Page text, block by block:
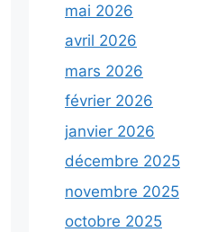
mai 2026
avril 2026
mars 2026
février 2026
janvier 2026
décembre 2025
novembre 2025
octobre 2025